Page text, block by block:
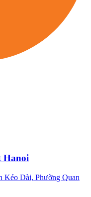
Hanoi
Kéo Dài, Phường Quan